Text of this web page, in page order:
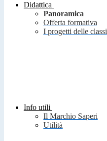
Didattica
Panoramica
Offerta formativa
I progetti delle classi
Info utili
Il Marchio Saperi
Utilità